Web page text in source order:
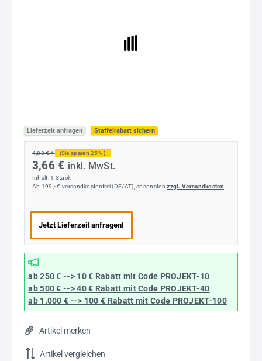
Lieferzeit anfragen Staffelrabatt sichern
4,88 € * (Sie sparen 25% )
3,66 € inkl. MwSt.
Inhalt: 1 Stück
Ab 199,- € versandkostenfrei (DE/AT), ansonstenzzgl. Versandkosten
Jetzt Lieferzeit anfragen!
ab 250 € --> 10 € Rabatt mit Code PROJEKT-10
ab 500 € --> 40 € Rabatt mit Code PROJEKT-40
ab 1.000 € --> 100 € Rabatt mit Code PROJEKT-100
Artikel merken
Artikel vergleichen